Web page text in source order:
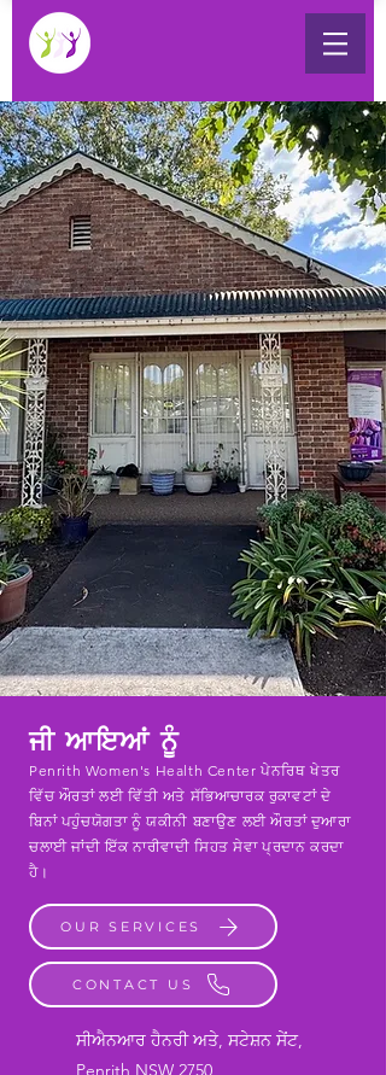
ਜੀ ਆਇਆਂ ਨੂੰ
Penrith Women's Health Center ਪੇਨਰਿਥ ਖੇਤਰ
ਵਿੱਚ ਔਰਤਾਂ ਲਈ ਵਿੱਤੀ ਅਤੇ ਸੱਭਿਆਚਾਰਕ ਰੁਕਾਵਟਾਂ ਦੇ
ਬਿਨਾਂ ਪਹੁੰਚਯੋਗਤਾ ਨੂੰ ਯਕੀਨੀ ਬਣਾਉਣ ਲਈ ਔਰਤਾਂ ਦੁਆਰਾ
ਚਲਾਈ ਜਾਂਦੀ ਇੱਕ ਨਾਰੀਵਾਦੀ ਸਿਹਤ ਸੇਵਾ ਪ੍ਰਦਾਨ ਕਰਦਾ
ਹੈ।
OUR SERVICES
CONTACT US
ਸੀਐਨਆਰ ਹੈਨਰੀ ਅਤੇ, ਸਟੇਸ਼ਨ ਸੇਂਟ,
Penrith NSW 2750